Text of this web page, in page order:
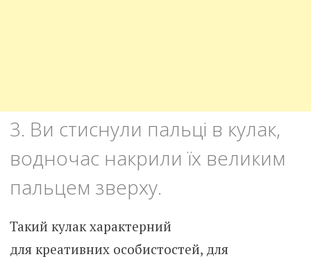
3. Ви стиснули пальці в кулак,
водночас накрили їх великим
пальцем зверху.
Такий кулак характерний
для креативних особистостей, для